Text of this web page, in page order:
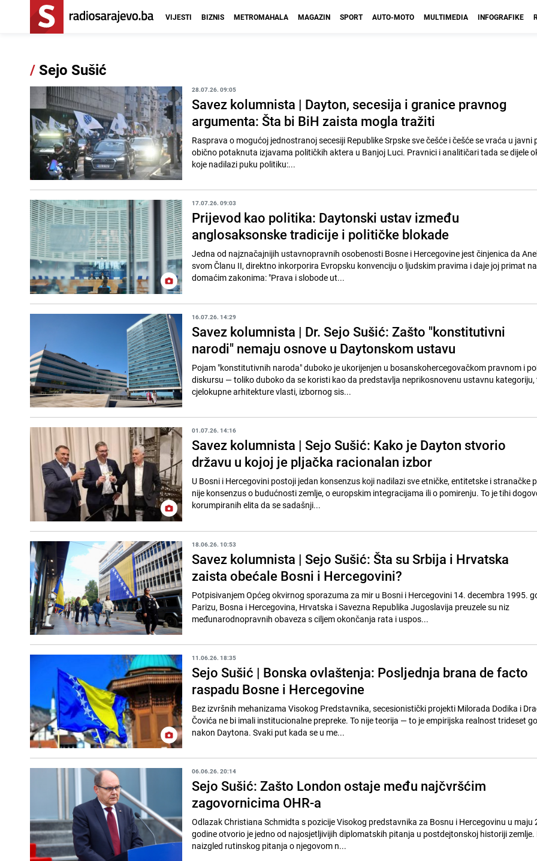
VIJESTI BIZNIS METROMAHALA MAGAZIN SPORT AUTO-MOTO MULTIMEDIA INFOGRAFIKE
/ Sejo Sušić
28.07.26. 09:05
Savez kolumnista | Dayton, secesija i granice pravnog
argumenta: Šta bi BiH zaista mogla tražiti
Rasprava o mogućoj jednostranoj secesiji Republike Srpske sve češće i češće se vraća u javni
obično potaknuta izjavama političkih aktera u Banjoj Luci. Pravnici i analitičari tada se dijele
koje nadilazi puku politiku:...
17.07.26. 09:03
Prijevod kao politika: Daytonski ustav između
anglosaksonske tradicije i političke blokade
Jedna od najznačajnijih ustavnopravnih osobenosti Bosne i Hercegovine jest činjenica da
svom Članu II, direktno inkorporira Evropsku konvenciju o ljudskim pravima i daje joj primat
domaćim zakonima: "Prava i slobode ut...
16.07.26. 14:29
Savez kolumnista | Dr. Sejo Sušić: Zašto "konstitutivni
narodi" nemaju osnove u Daytonskom ustavu
Pojam "konstitutivnih naroda" duboko je ukorijenjen u bosanskohercegovačkom pravnom i
diskursu — toliko duboko da se koristi kao da predstavlja neprikosnovenu ustavnu kategoriju,
cjelokupne arhitekture vlasti, izbornog sis...
01.07.26. 14:16
Savez kolumnista | Sejo Sušić: Kako je Dayton stvorio
državu u kojoj je pljačka racionalan izbor
U Bosni i Hercegovini postoji jedan konsenzus koji nadilazi sve etničke, entitetske i stranačke
nije konsenzus o budućnosti zemlje, o europskim integracijama ili o pomirenju. To je tihi
korumpiranih elita da se sadašnji...
18.06.26. 10:53
Savez kolumnista | Sejo Sušić: Šta su Srbija i Hrvatska
zaista obećale Bosni i Hercegovini?
Potpisivanjem Općeg okvirnog sporazuma za mir u Bosni i Hercegovini 14. decembra 1995.
Parizu, Bosna i Hercegovina, Hrvatska i Savezna Republika Jugoslavija preuzele su niz
međunarodnopravnih obaveza s ciljem okončanja rata i uspos...
11.06.26. 18:35
Sejo Sušić | Bonska ovlaštenja: Posljednja brana de facto
raspadu Bosne i Hercegovine
Bez izvršnih mehanizama Visokog Predstavnika, secesionistički projekti Milorada Dodika i
Čovića ne bi imali institucionalne prepreke. To nije teorija — to je empirijska realnost trideset
nakon Daytona. Svaki put kada se u me...
06.06.26. 20:14
Sejo Sušić: Zašto London ostaje među najčvršćim
zagovornicima OHR-a
Odlazak Christiana Schmidta s pozicije Visokog predstavnika za Bosnu i Hercegovinu u maju
godine otvorio je jedno od najosjetljivijih diplomatskih pitanja u postdejtonskoj historiji zemlje.
naizgled rutinskog pitanja o njegovom n...